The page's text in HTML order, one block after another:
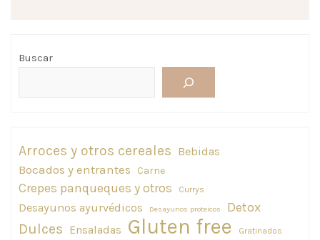
Buscar
Arroces y otros cereales Bebidas
Bocados y entrantes
Carne
Crepes panqueques y otros Currys
Desayunos ayurvédicos Desayunos proteicos Detox
Dulces Ensaladas Gluten free Gratinados